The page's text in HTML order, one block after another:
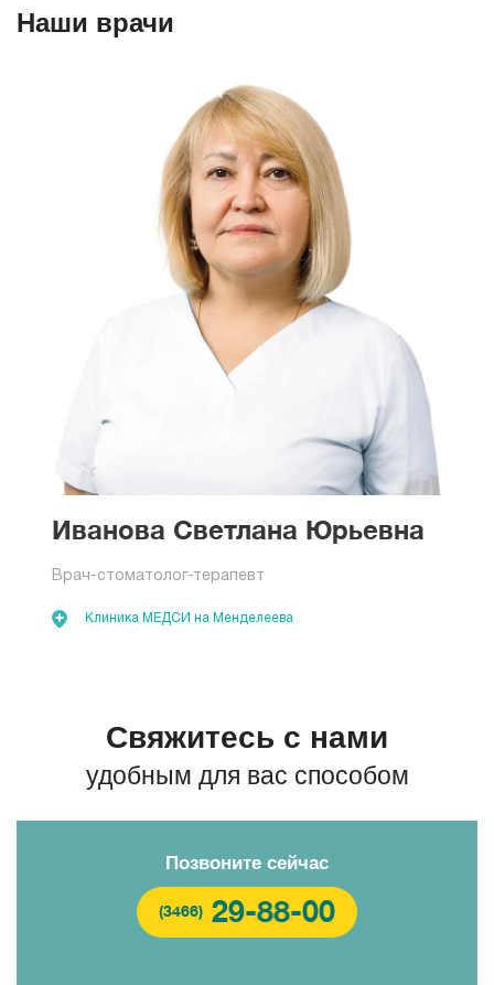
Наши врачи
Иванова Светлана Юрьевна
Врач-стоматолог-терапевт
Клиника МЕДСИ на Менделеева
Свяжитесь с нами
удобным для вас способом
Позвоните сейчас
(3466) 29-88-00